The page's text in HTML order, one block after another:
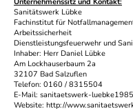
Sanitätswerk Lübke
Fachinstitut für
Arbeitssicherheit
Dienstleistungsfeuerwehr und
Inhaber: Herr Daniel Lübke
Am Lockhauserbaum 2a
32107 Bad Salzuflen
Telefon: 0160 / 8315504
E-Mail: sanitaetswerk-
Website: http://